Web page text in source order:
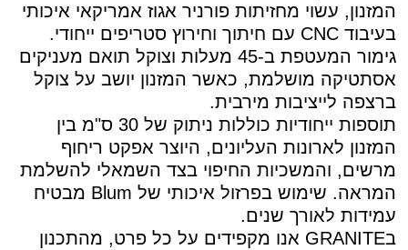
המזנון, עשוי מחזיתות פורניר אגוז אמריקאי איכותי
בעיבוד CNC עם חיתוך וחירוץ סטריפים ייחודי.
גימור המעטפת ב-45 מעלות וצוקל תואם מעניקים
אסתטיקה מושלמת, כאשר המזנון יושב על צוקל
ברצפה לייציבות מירבית.
תוספות ייחודיות כוללות ניתוק של 30 ס"מ בין
המזנון לארונות העליונים, היוצר אפקט ריחוף
מרשים, והמשכיות החיפוי בצד השמאלי להשלמת
המראה. שימוש בפרזול איכותי של Blum מבטיח
עמידות לאורך שנים.
בGRANITE אנו מקפידים על כל פרט, מהתכנון